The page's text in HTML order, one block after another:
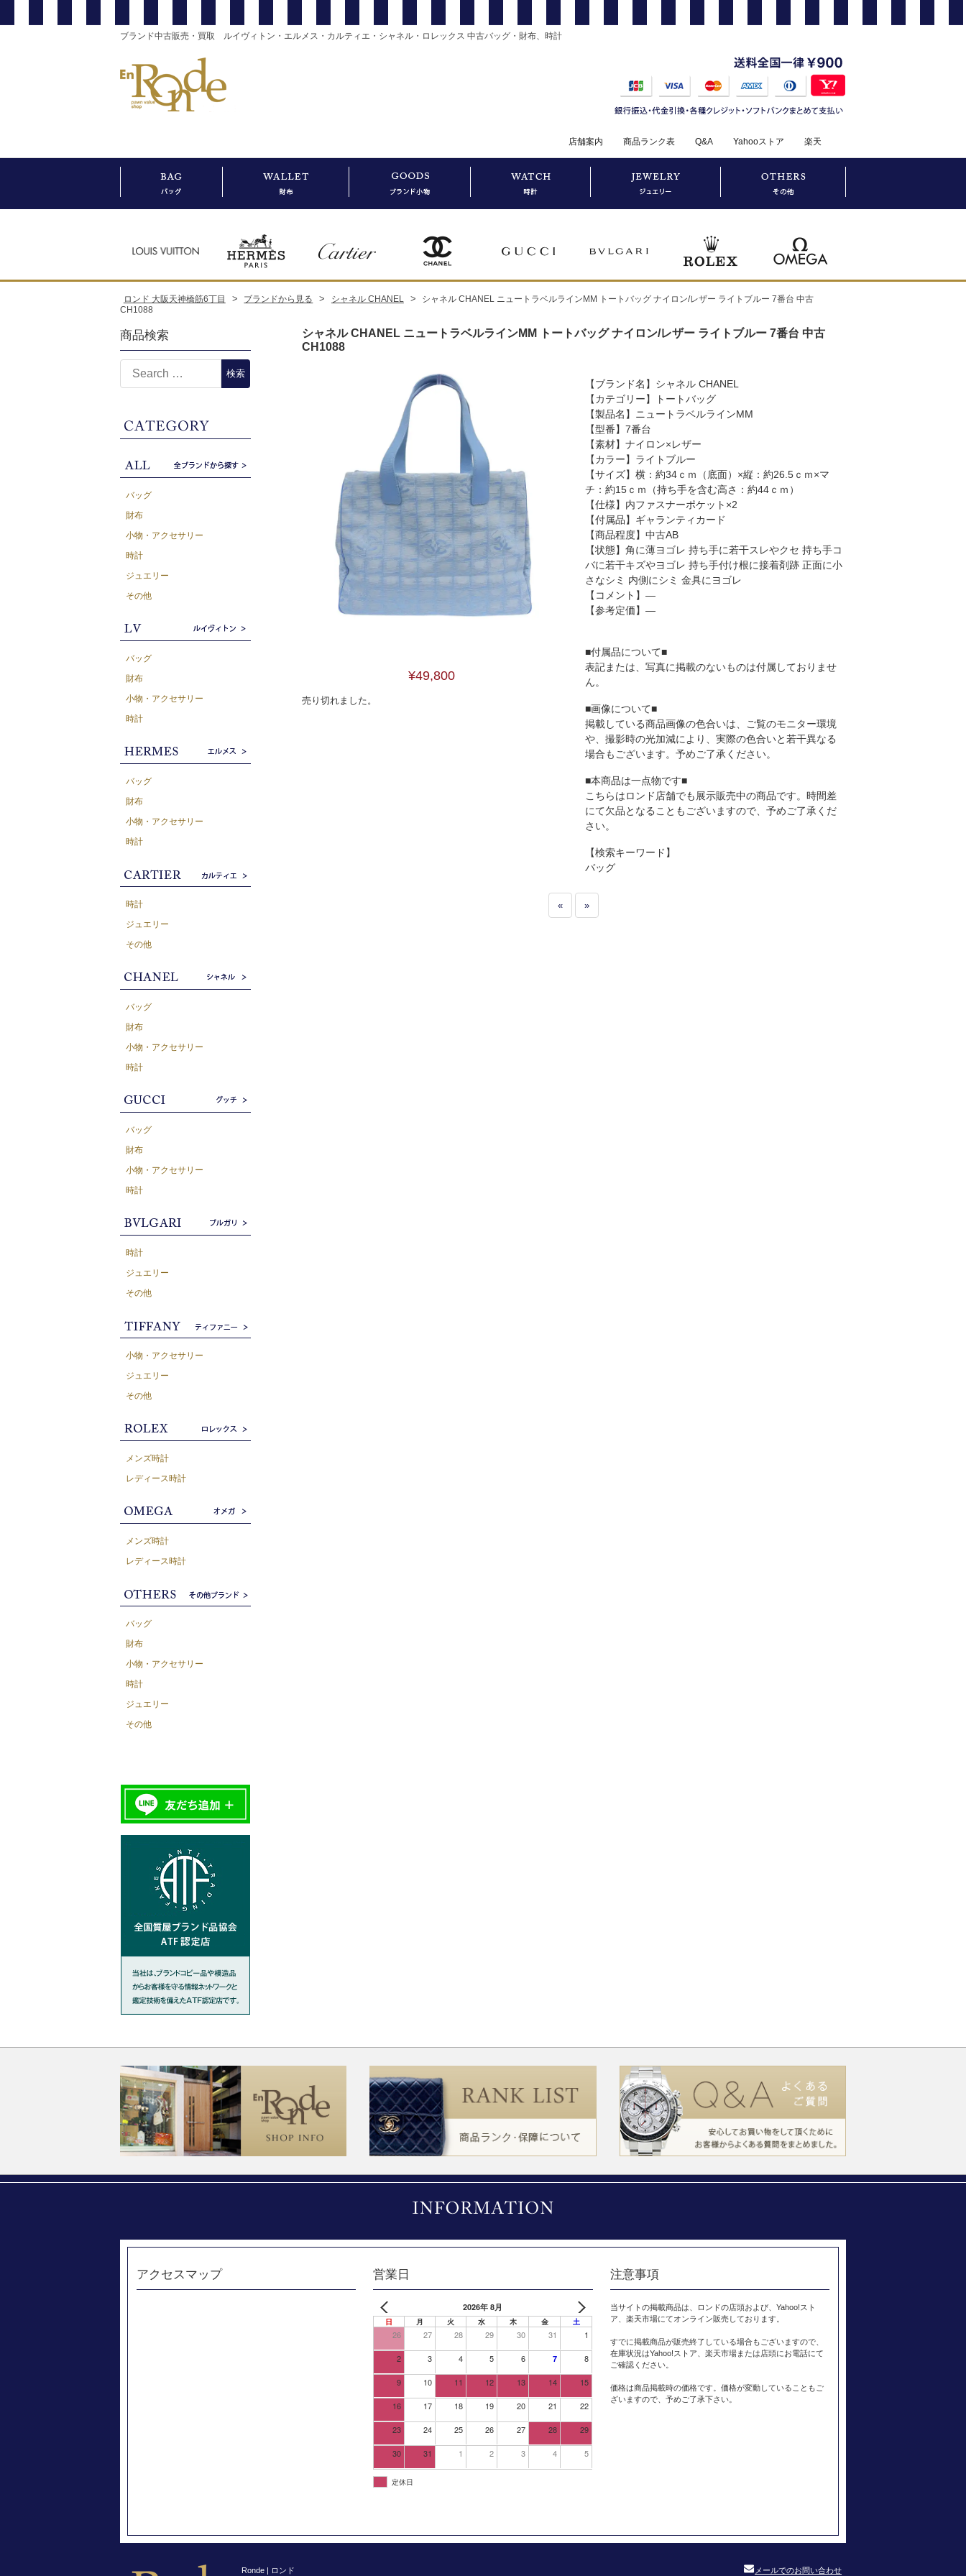
ブランド中古販売・買取 ルイヴィトン・エルメス・カルティエ・シャネル・ロレックス 中古バッグ・財布、時計
店舗案内 商品ランク表 Q&A Yahooストア 楽天
ロンド 大阪天神橋筋6丁目 > ブランドから見る > シャネル CHANEL >
シャネル CHANEL ニュートラベルラインMM トートバッグ ナイロン/レザー ライトブルー 7番台 中古
CH1088
シャネル CHANEL ニュートラベルラインMM トートバッグ ナイロン/レザー ライトブルー 7番台 中古
CH1088
¥49,800
売り切れました。
【ブランド名】シャネル CHANEL
【カテゴリー】トートバッグ
【製品名】ニュートラベルラインMM
【型番】7番台
【素材】ナイロン×レザー
【カラー】ライトブルー
【サイズ】横：約34ｃｍ（底面）×縦：約26.5ｃｍ×マ
チ：約15ｃｍ（持ち手を含む高さ：約44ｃｍ）
【仕様】内ファスナーポケット×2
【付属品】ギャランティカード
【商品程度】中古AB
【状態】角に薄ヨゴレ 持ち手に若干スレやクセ 持ち手コ
バに若干キズやヨゴレ 持ち手付け根に接着剤跡 正面に小
さなシミ 内側にシミ 金具にヨゴレ
【コメント】―
【参考定価】―
■付属品について■
表記または、写真に掲載のないものは付属しておりませ
ん。
■画像について■
掲載している商品画像の色合いは、ご覧のモニター環境
や、撮影時の光加減により、実際の色合いと若干異なる
場合もございます。予めご了承ください。
■本商品は一点物です■
こちらはロンド店舗でも展示販売中の商品です。時間差
にて欠品となることもございますので、予めご了承くだ
さい。
【検索キーワード】
バッグ
« »
商品検索
バッグ
財布
小物・アクセサリー
時計
ジュエリー
その他
バッグ
財布
小物・アクセサリー
時計
バッグ
財布
小物・アクセサリー
時計
時計
ジュエリー
その他
バッグ
財布
小物・アクセサリー
時計
バッグ
財布
小物・アクセサリー
時計
時計
ジュエリー
その他
小物・アクセサリー
ジュエリー
その他
メンズ時計
レディース時計
メンズ時計
レディース時計
バッグ
財布
小物・アクセサリー
時計
ジュエリー
その他
アクセスマップ 営業日
2026年 8月
日 月 火 水 木 金 土
26 27 28 29 30 31 1
2 3 4 5 6 7 8
9 10 11 12 13 14 15
16 17 18 19 20 21 22
23 24 25 26 27 28 29
30 31 1 2 3 4 5
定休日
注意事項
当サイトの掲載商品は、ロンドの店頭および、Yahoo!スト
ア、楽天市場にてオンライン販売しております。
すでに掲載商品が販売終了している場合もございますので、
在庫状況はYahoo!ストア、楽天市場または店頭にお電話にて
ご確認ください。
価格は商品掲載時の価格です。価格が変動していることもご
ざいますので、予めご了承下さい。
Ronde | ロンド メールでのお問い合わせ